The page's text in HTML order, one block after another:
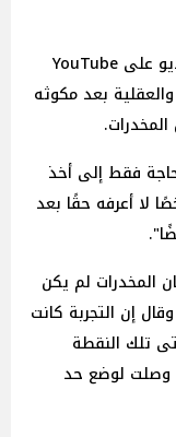
في شهر يوليو 2023،صور باين مقطع فيديو على YouTube
بعد مكوثه
فقط إلى أخذ
لا أعرفه حقًا بعد
المخدرات لم يكن
إن التجربة كانت
تلك النقطة
وصلت لوضع حد